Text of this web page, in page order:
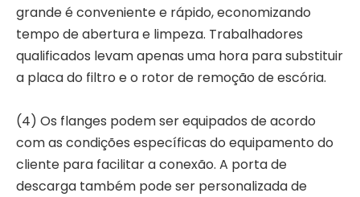
grande é conveniente e rápido, economizando
tempo de abertura e limpeza. Trabalhadores
qualificados levam apenas uma hora para substituir
a placa do filtro e o rotor de remoção de escória.
(4) Os flanges podem ser equipados de acordo
com as condições específicas do equipamento do
cliente para facilitar a conexão. A porta de
descarga também pode ser personalizada de